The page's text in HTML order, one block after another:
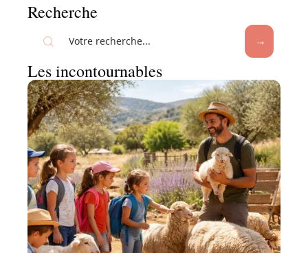
Recherche
Les incontournables